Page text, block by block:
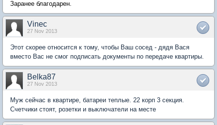
Заранее благодарен.
Vinec
27 Nov 2013
Этот скорее относится к тому, чтобы Ваш сосед - дядя Вася
вместо Вас не смог подписать документы по передаче квартиры.
Belka87
27 Nov 2013
Муж сейчас в квартире, батареи теплые. 22 корп 3 секция.
Счетчики стоят, розетки и выключатели на месте